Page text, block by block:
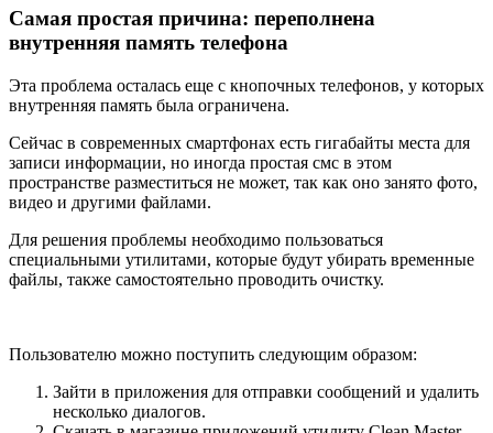
Самая простая причина: переполнена
внутренняя память телефона
Эта проблема осталась еще с кнопочных телефонов, у которых
внутренняя память была ограничена.
Сейчас в современных смартфонах есть гигабайты места для
записи информации, но иногда простая смс в этом
пространстве разместиться не может, так как оно занято фото,
видео и другими файлами.
Для решения проблемы необходимо пользоваться
специальными утилитами, которые будут убирать временные
файлы, также самостоятельно проводить очистку.
Пользователю можно поступить следующим образом:
Зайти в приложения для отправки сообщений и удалить
несколько диалогов.